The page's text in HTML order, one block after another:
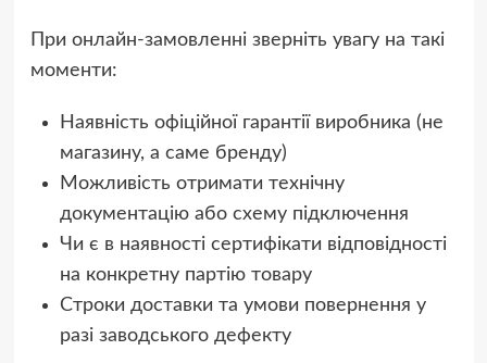
При онлайн-замовленні зверніть увагу на такі
моменти:
Наявність офіційної гарантії виробника (не
магазину, а саме бренду)
Можливість отримати технічну
документацію або схему підключення
Чи є в наявності сертифікати відповідності
на конкретну партію товару
Строки доставки та умови повернення у
разі заводського дефекту